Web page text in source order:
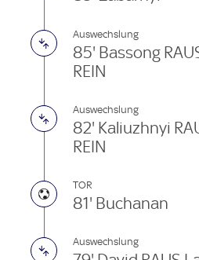
Auswechslung
85' Bassong
REIN
Auswechslung
82' Kaliuzhnyi
REIN
TOR
81' Buchanan
Auswechslung